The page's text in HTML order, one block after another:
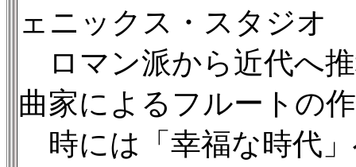
ェニックス・スタジオ
ロマン派から近代へ
曲家によるフルートの
時には「幸福な時代